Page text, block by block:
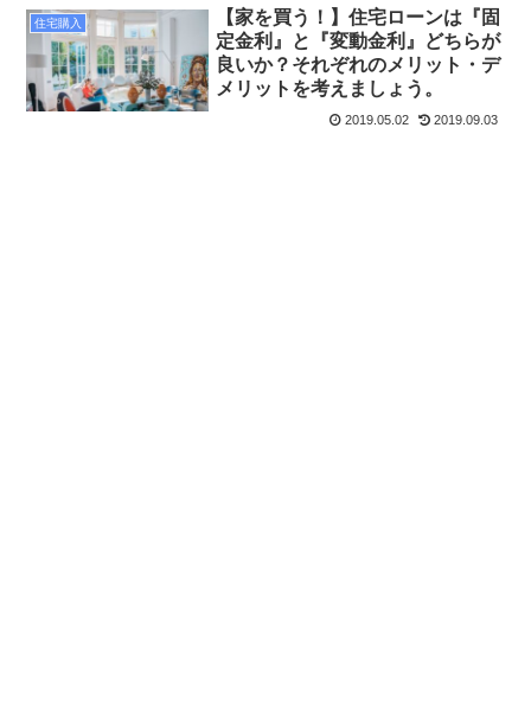
住宅購入
【家を買う！】住宅ローンは『固
定金利』と『変動金利』どちらが
良いか？それぞれのメリット・デ
メリットを考えましょう。
2019.05.02 2019.09.03